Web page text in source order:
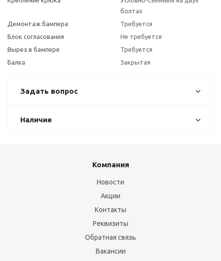
болтах
Демонтаж бампера
Требуется
Блок согласования
Не требуется
Вырез в бампере
Требуется
Балка
Закрытая
Задать вопрос
Наличие
Компания
Новости
Акции
Контакты
Реквизиты
Обратная связь
Вакансии